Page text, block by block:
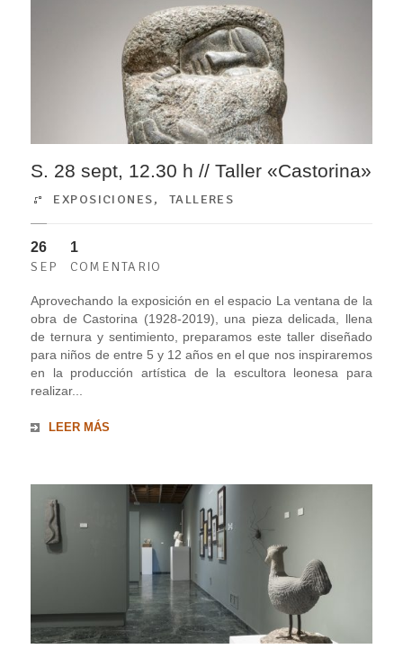
S. 28 sept, 12.30 h // Taller «Castorina»
EXPOSICIONES, TALLERES
26
SEP
1
COMENTARIO
Aprovechando la exposición en el espacio La ventana de la
obra de Castorina (1928-2019), una pieza delicada, llena
de ternura y sentimiento, preparamos este taller diseñado
para niños de entre 5 y 12 años en el que nos inspiraremos
en la producción artística de la escultora leonesa para
realizar...
LEER MÁS